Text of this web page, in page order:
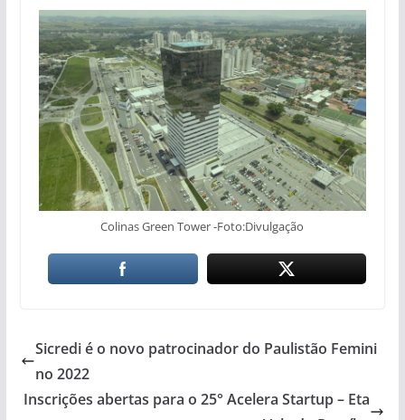
Colinas Green Tower -Foto:Divulgação
Sicredi é o novo patrocinador do Paulistão Femini
no 2022
Inscrições abertas para o 25° Acelera Startup – Eta